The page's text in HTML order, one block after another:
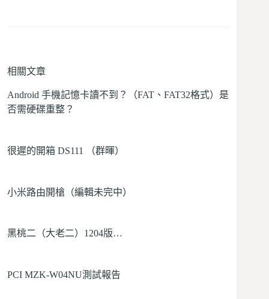
相關文章
Android 手機記憶卡讀不到？（FAT、FAT32格式）是
否需硬碟重整？
很遲的開箱 DS111 （群暉）
小米路由開槍（編輯未完中）
黑桃二（大老二）1204版…
PCI MZK-W04NU測試報告